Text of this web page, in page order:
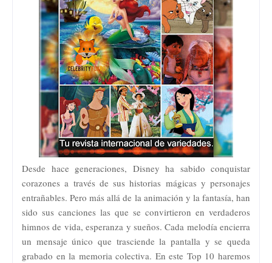
Desde hace generaciones, Disney ha sabido conquistar
corazones a través de sus historias mágicas y personajes
entrañables. Pero más allá de la animación y la fantasía, han
sido sus canciones las que se convirtieron en verdaderos
himnos de vida, esperanza y sueños. Cada melodía encierra
un mensaje único que trasciende la pantalla y se queda
grabado en la memoria colectiva. En este Top 10 haremos